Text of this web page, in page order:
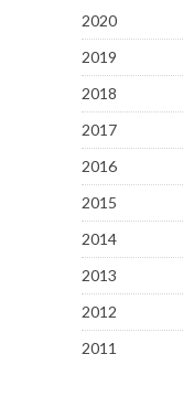
2020
2019
2018
2017
2016
2015
2014
2013
2012
2011